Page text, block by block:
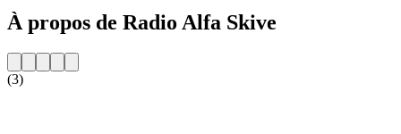
À propos de Radio Alfa Skive
(3)